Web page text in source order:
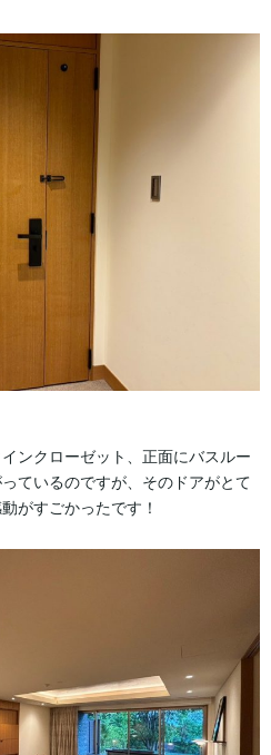
ンクローゼット、正面にバスルー
ているのですが、そのドアがとて
がすごかったです！